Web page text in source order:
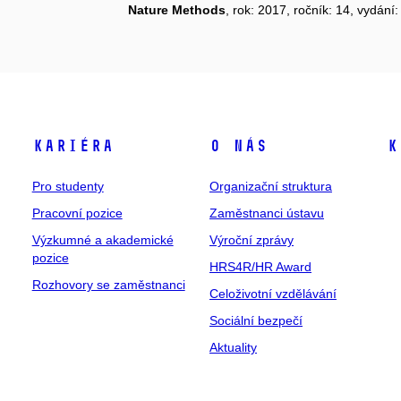
Nature Methods , rok: 2017, ročník: 14,
Kariéra
Pro studenty
Pracovní pozice
Výzkumné a akademické
pozice
Rozhovory se zaměstnanci
O nás
Organizační struktura
Zaměstnanci ústavu
Výroční zprávy
HRS4R/HR Award
Celoživotní vzdělávání
Sociální bezpečí
Aktuality